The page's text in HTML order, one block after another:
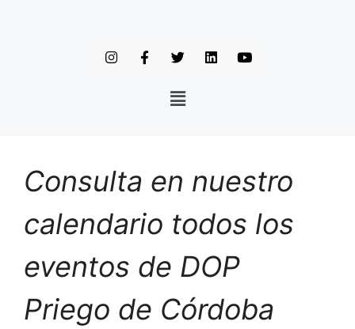
Consulta en nuestro
calendario todos los
eventos de DOP
Priego de Córdoba